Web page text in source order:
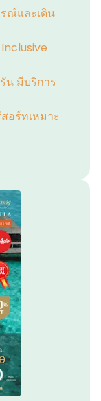
ณ์และเดิน
น มีบริการ
อร์ทเหมาะ